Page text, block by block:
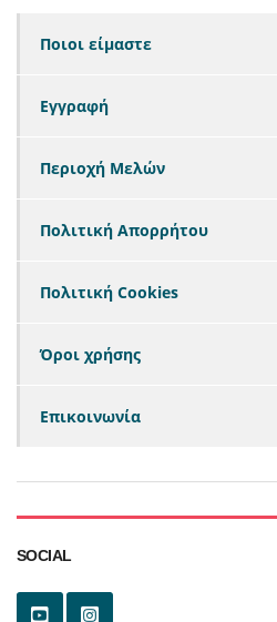
Ποιοι είμαστε
Εγγραφή
Περιοχή Μελών
Πολιτική Απορρήτου
Πολιτική Cookies
Όροι χρήσης
Επικοινωνία
SOCIAL